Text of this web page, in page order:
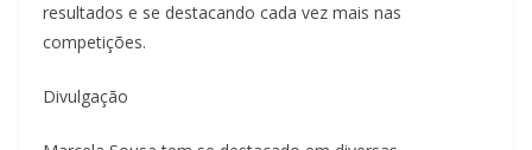
resultados e se destacando cada vez mais nas
competições.
Divulgação